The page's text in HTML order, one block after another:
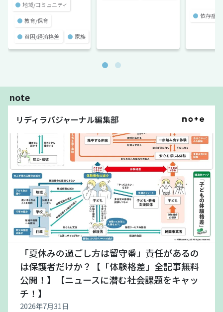
● 地域/コミュニティ
● 教育/保育
● 貧困/経済格差 ● 家族
● 依存症
note
リディラバジャーナル編集部
「夏休みの過ごし方は留守番」責任があるの
は保護者だけか？【「体験格差」全記事無料
公開！】【ニュースに潜む社会課題をキャッ
チ！】
2026年7月31日